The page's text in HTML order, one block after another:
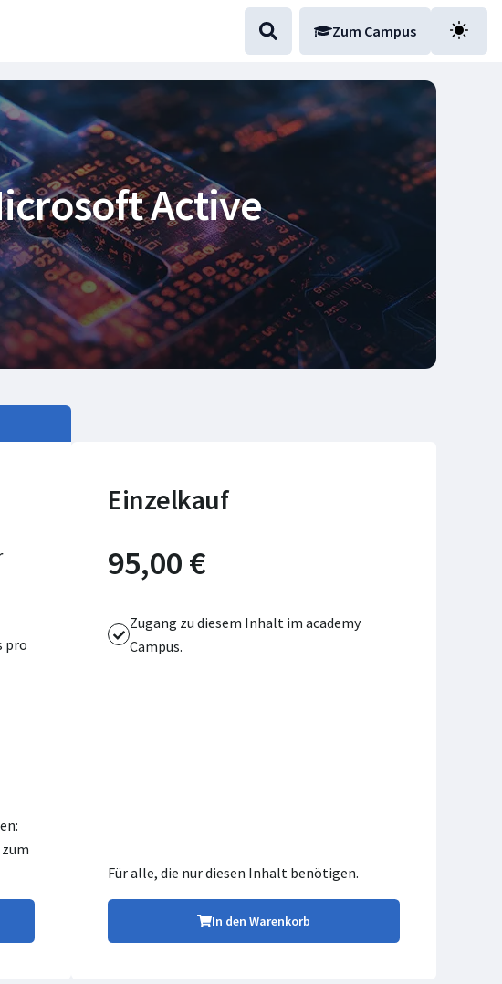
Zum Campus
Active
Bedrohungssuche in Microsoft
pro
Einzelkauf
95,00 €
Zugang zu diesem Inhalt im academy
Campus.
Für alle, die nur diesen Inhalt benötigen.
In den Warenkorb